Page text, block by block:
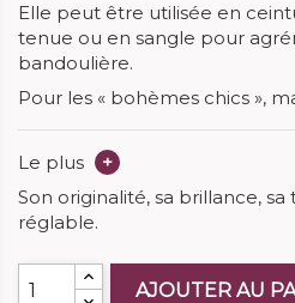
Elle peut être utilisée en
tenue ou en sangle pour
bandoulière.
Pour les « bohèmes chics »,
Le plus
+
Son originalité, sa brillance,
réglable.
AJOUTER AU